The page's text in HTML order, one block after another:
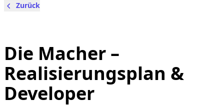
Zurück
Die Macher –
Realisierungsplan &
Developer